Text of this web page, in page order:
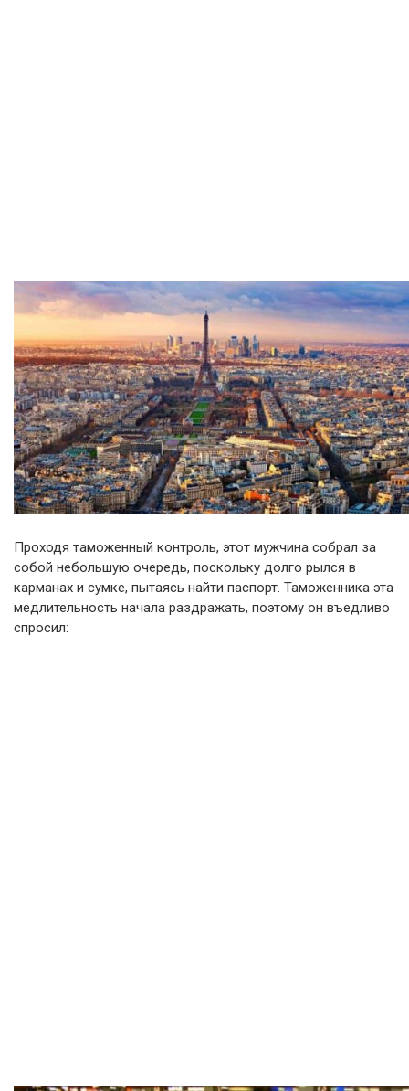
Проходя таможенный контроль, этот мужчина собрал за
собой небольшую очередь, поскольку долго рылся в
карманах и сумке, пытаясь найти паспорт. Таможенника эта
медлительность начала раздражать, поэтому он въедливо
спросил: